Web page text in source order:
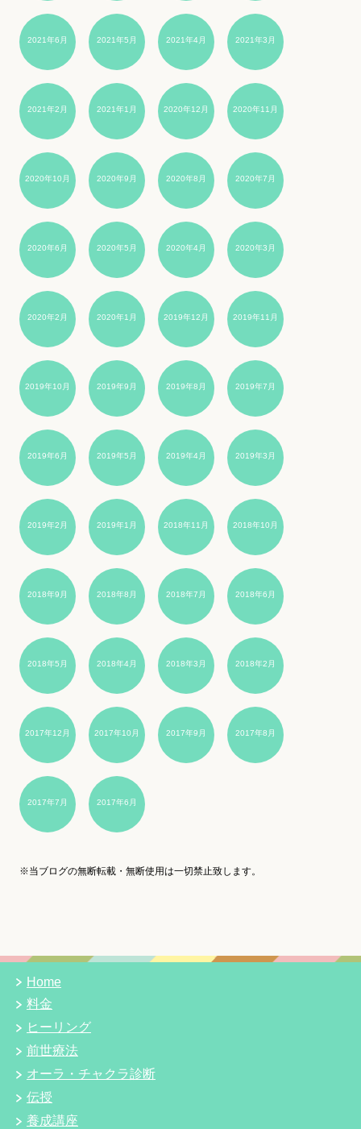
2021年6月 2021年5月 2021年4月 2021年3月
2021年2月 2021年1月 2020年12月 2020年11月
2020年10月 2020年9月 2020年8月 2020年7月
2020年6月 2020年5月 2020年4月 2020年3月
2020年2月 2020年1月 2019年12月 2019年11月
2019年10月 2019年9月 2019年8月 2019年7月
2019年6月 2019年5月 2019年4月 2019年3月
2019年2月 2019年1月 2018年11月 2018年10月
2018年9月 2018年8月 2018年7月 2018年6月
2018年5月 2018年4月 2018年3月 2018年2月
2017年12月 2017年10月 2017年9月 2017年8月
2017年7月 2017年6月
※当ブログの無断転載・無断使用は一切禁止致します。
Home
料金
ヒーリング
前世療法
オーラ・チャクラ診断
伝授
養成講座